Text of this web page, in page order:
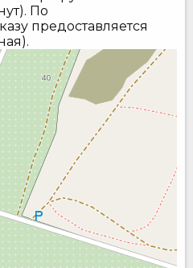
По
предоставляется